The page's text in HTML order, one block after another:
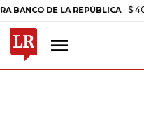
LA REPÚBLICA $ 408.498,97